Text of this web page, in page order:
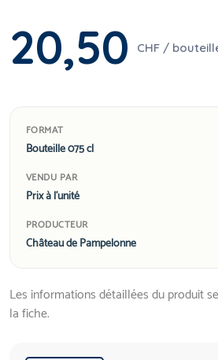
20,50 CHF /
FORMAT
Bouteille 075 cl
VENDU PAR
Prix à l'unité
PRODUCTEUR
Château de Pampelonne
Les informations détaillées du produit
la fiche.